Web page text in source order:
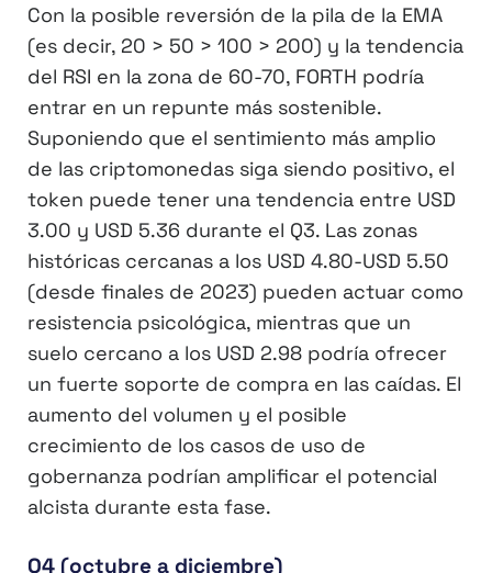
Con la posible reversión de la pila de la EMA
(es decir, 20 > 50 > 100 > 200) y la tendencia
del RSI en la zona de 60-70, FORTH podría
entrar en un repunte más sostenible.
Suponiendo que el sentimiento más amplio
de las criptomonedas siga siendo positivo, el
token puede tener una tendencia entre USD
3.00 y USD 5.36 durante el Q3. Las zonas
históricas cercanas a los USD 4.80-USD 5.50
(desde finales de 2023) pueden actuar como
resistencia psicológica, mientras que un
suelo cercano a los USD 2.98 podría ofrecer
un fuerte soporte de compra en las caídas. El
aumento del volumen y el posible
crecimiento de los casos de uso de
gobernanza podrían amplificar el potencial
alcista durante esta fase.
Q4 (octubre a diciembre)